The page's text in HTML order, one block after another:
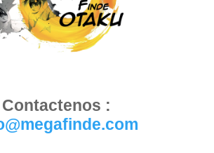
Contactenos :